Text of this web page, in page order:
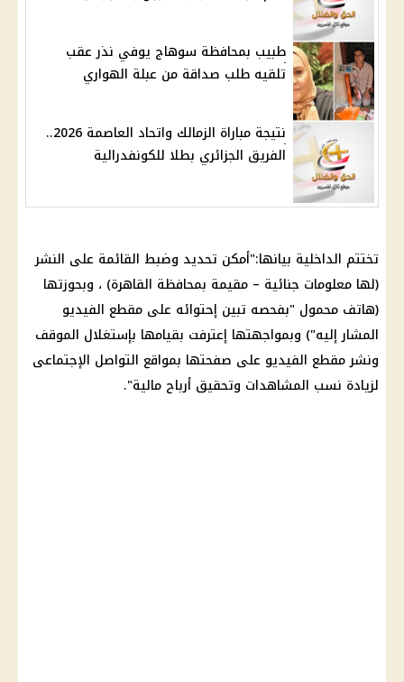
طبيب بمحافظة سوهاج يوفي نذر عقب
تلقيه طلب صداقة من عبلة الهواري
نتيجة مباراة الزمالك واتحاد العاصمة 2026..
الفريق الجزائري بطلا للكونفدرالية
تختتم الداخلية بيانها:"أمكن تحديد وضبط القائمة على النشر
(لها معلومات جنائية – مقيمة بمحافظة القاهرة) ، وبحوزتها
(هاتف محمول "بفحصه تبين إحتوائه على مقطع الفيديو
المشار إليه") وبمواجهتها إعترفت بقيامها بإستغلال الموقف
ونشر مقطع الفيديو على صفحتها بمواقع التواصل الإجتماعى
لزيادة نسب المشاهدات وتحقيق أرباح مالية".